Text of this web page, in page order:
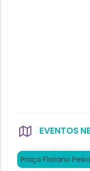
EVENTOS
Praça Floriano